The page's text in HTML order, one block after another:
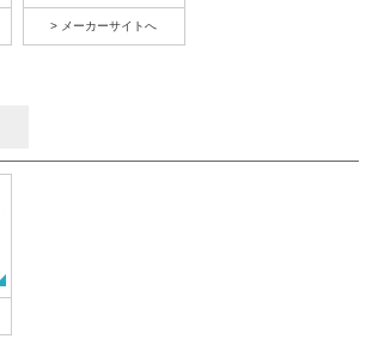
> メーカーサイトへ